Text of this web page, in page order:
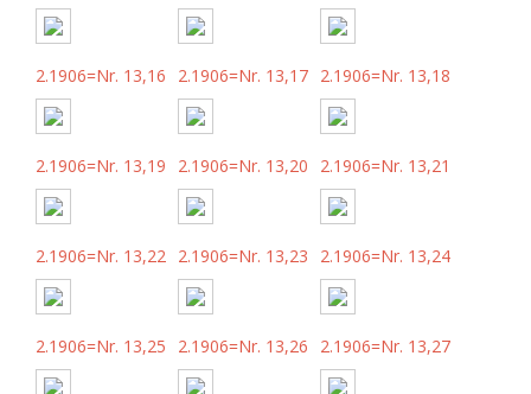
2.1906=Nr. 13,16 2.1906=Nr. 13,17 2.1906=Nr. 13,18
2.1906=Nr. 13,19 2.1906=Nr. 13,20 2.1906=Nr. 13,21
2.1906=Nr. 13,22 2.1906=Nr. 13,23 2.1906=Nr. 13,24
2.1906=Nr. 13,25 2.1906=Nr. 13,26 2.1906=Nr. 13,27